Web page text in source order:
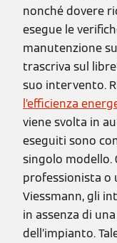
nonché dovere
esegue le
manutenzione
trascriva sul
suo intervento.
l’efficienza
viene svolta in
eseguiti sono
singolo modello.
professionista o
Viessmann, gli
in assenza di
dell’impianto.